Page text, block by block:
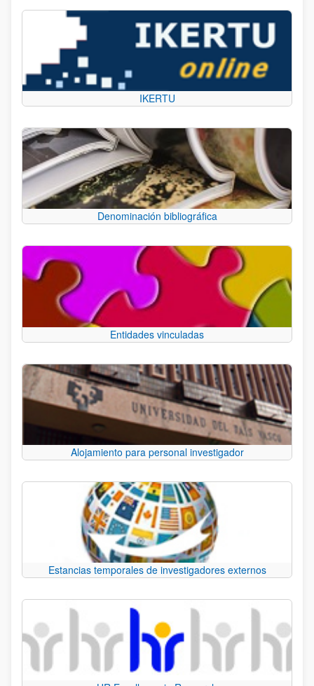
IKERTU
Denominación bibliográfica
Entidades vinculadas
Alojamiento para personal investigador
Estancias temporales de investigadores externos